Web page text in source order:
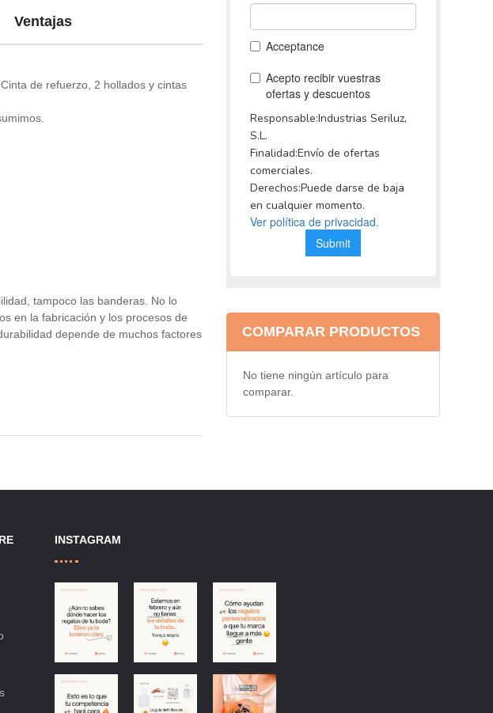
Ventajas
de refuerzo, 2 hollados y cintas
tampoco las banderas. No lo
en la fabricación y los procesos de
depende de muchos factores
COMPARAR PRODUCTOS
No tiene ningún artículo para
comparar.
INSTAGRAM